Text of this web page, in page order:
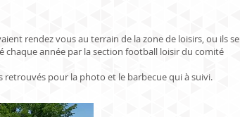
rendez vous au terrain de la zone de loisirs, ou ils se
chaque année par la section football loisir du comité
retrouvés pour la photo et le barbecue qui à suivi.